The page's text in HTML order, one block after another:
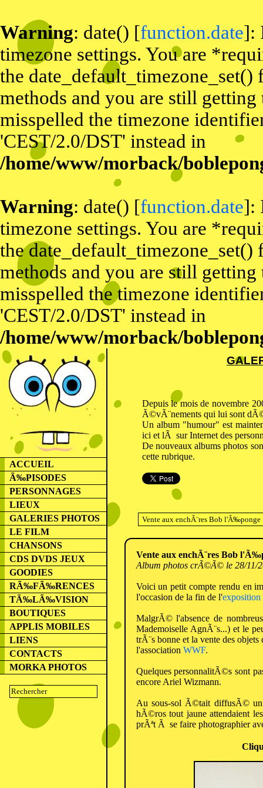
Warning: date() [function.date]:
timezone settings. You are
the
methods and you are still
misspelled the timezone
'CEST/2.0/DST' instead in
/home/www/morback/
Warning: date() [function.date]:
timezone settings. You are
the
methods and you are still
misspelled the timezone
'CEST/2.0/DST' instead in
/home/www/morback/
ACCUEIL
Ã‰PISODES
PERSONNAGES
LIEUX
GALERIES PHOTOS
LE FILM
CHANSONS
CDS DVDS JEUX
GOODIES
RÃ‰FÃ‰RENCES
TÃ‰LÃ‰VISION
BOUTIQUES
APPLIS MOBILES
LIENS
CONTACTS
MORKA PHOTOS
Depuis le mois de novembre
Ã©vÃ¨nements qui lui sont
Un album "humour" est
ici et lÃ sur Internet des
De nouveaux albums photos
cette rubrique.
Vente aux enchÃ¨res Bob
Album photos crÃ©Ã© le 28/11/
Voici un petit compte rendu en
l'occasion de la fin de l'exposition
MalgrÃ© l'absence de
Mademoiselle AgnÃ¨s...) et le
trÃ¨s bonne et la vente des
l'association WWF.
Quelques personnalitÃ©s sont
encore Ariel Wizmann.
Au sous-sol Ã©tait diffusÃ©
hÃ©ros tout jaune attendaient
prÃªt Ã se faire photographier